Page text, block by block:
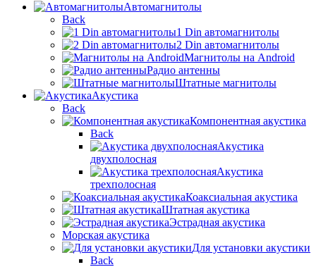
Автомагнитолы
Back
1 Din автомагнитолы
2 Din автомагнитолы
Магнитолы на Android
Радио антенны
Штатные магнитолы
Акустика
Back
Компонентная акустика
Back
Акустика
двухполосная
Акустика
трехполосная
Коаксиальная акустика
Штатная акустика
Эстрадная акустика
Морская акустика
Для установки акустики
Back